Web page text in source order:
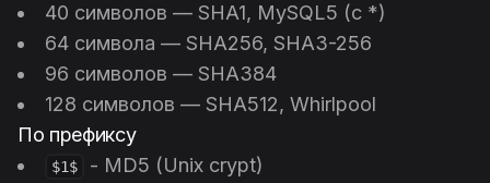
40 символов — SHA1, MySQL5 (с *)
64 символа — SHA256, SHA3-256
96 символов — SHA384
128 символов — SHA512, Whirlpool
По префиксу
$1$ - MD5 (Unix crypt)